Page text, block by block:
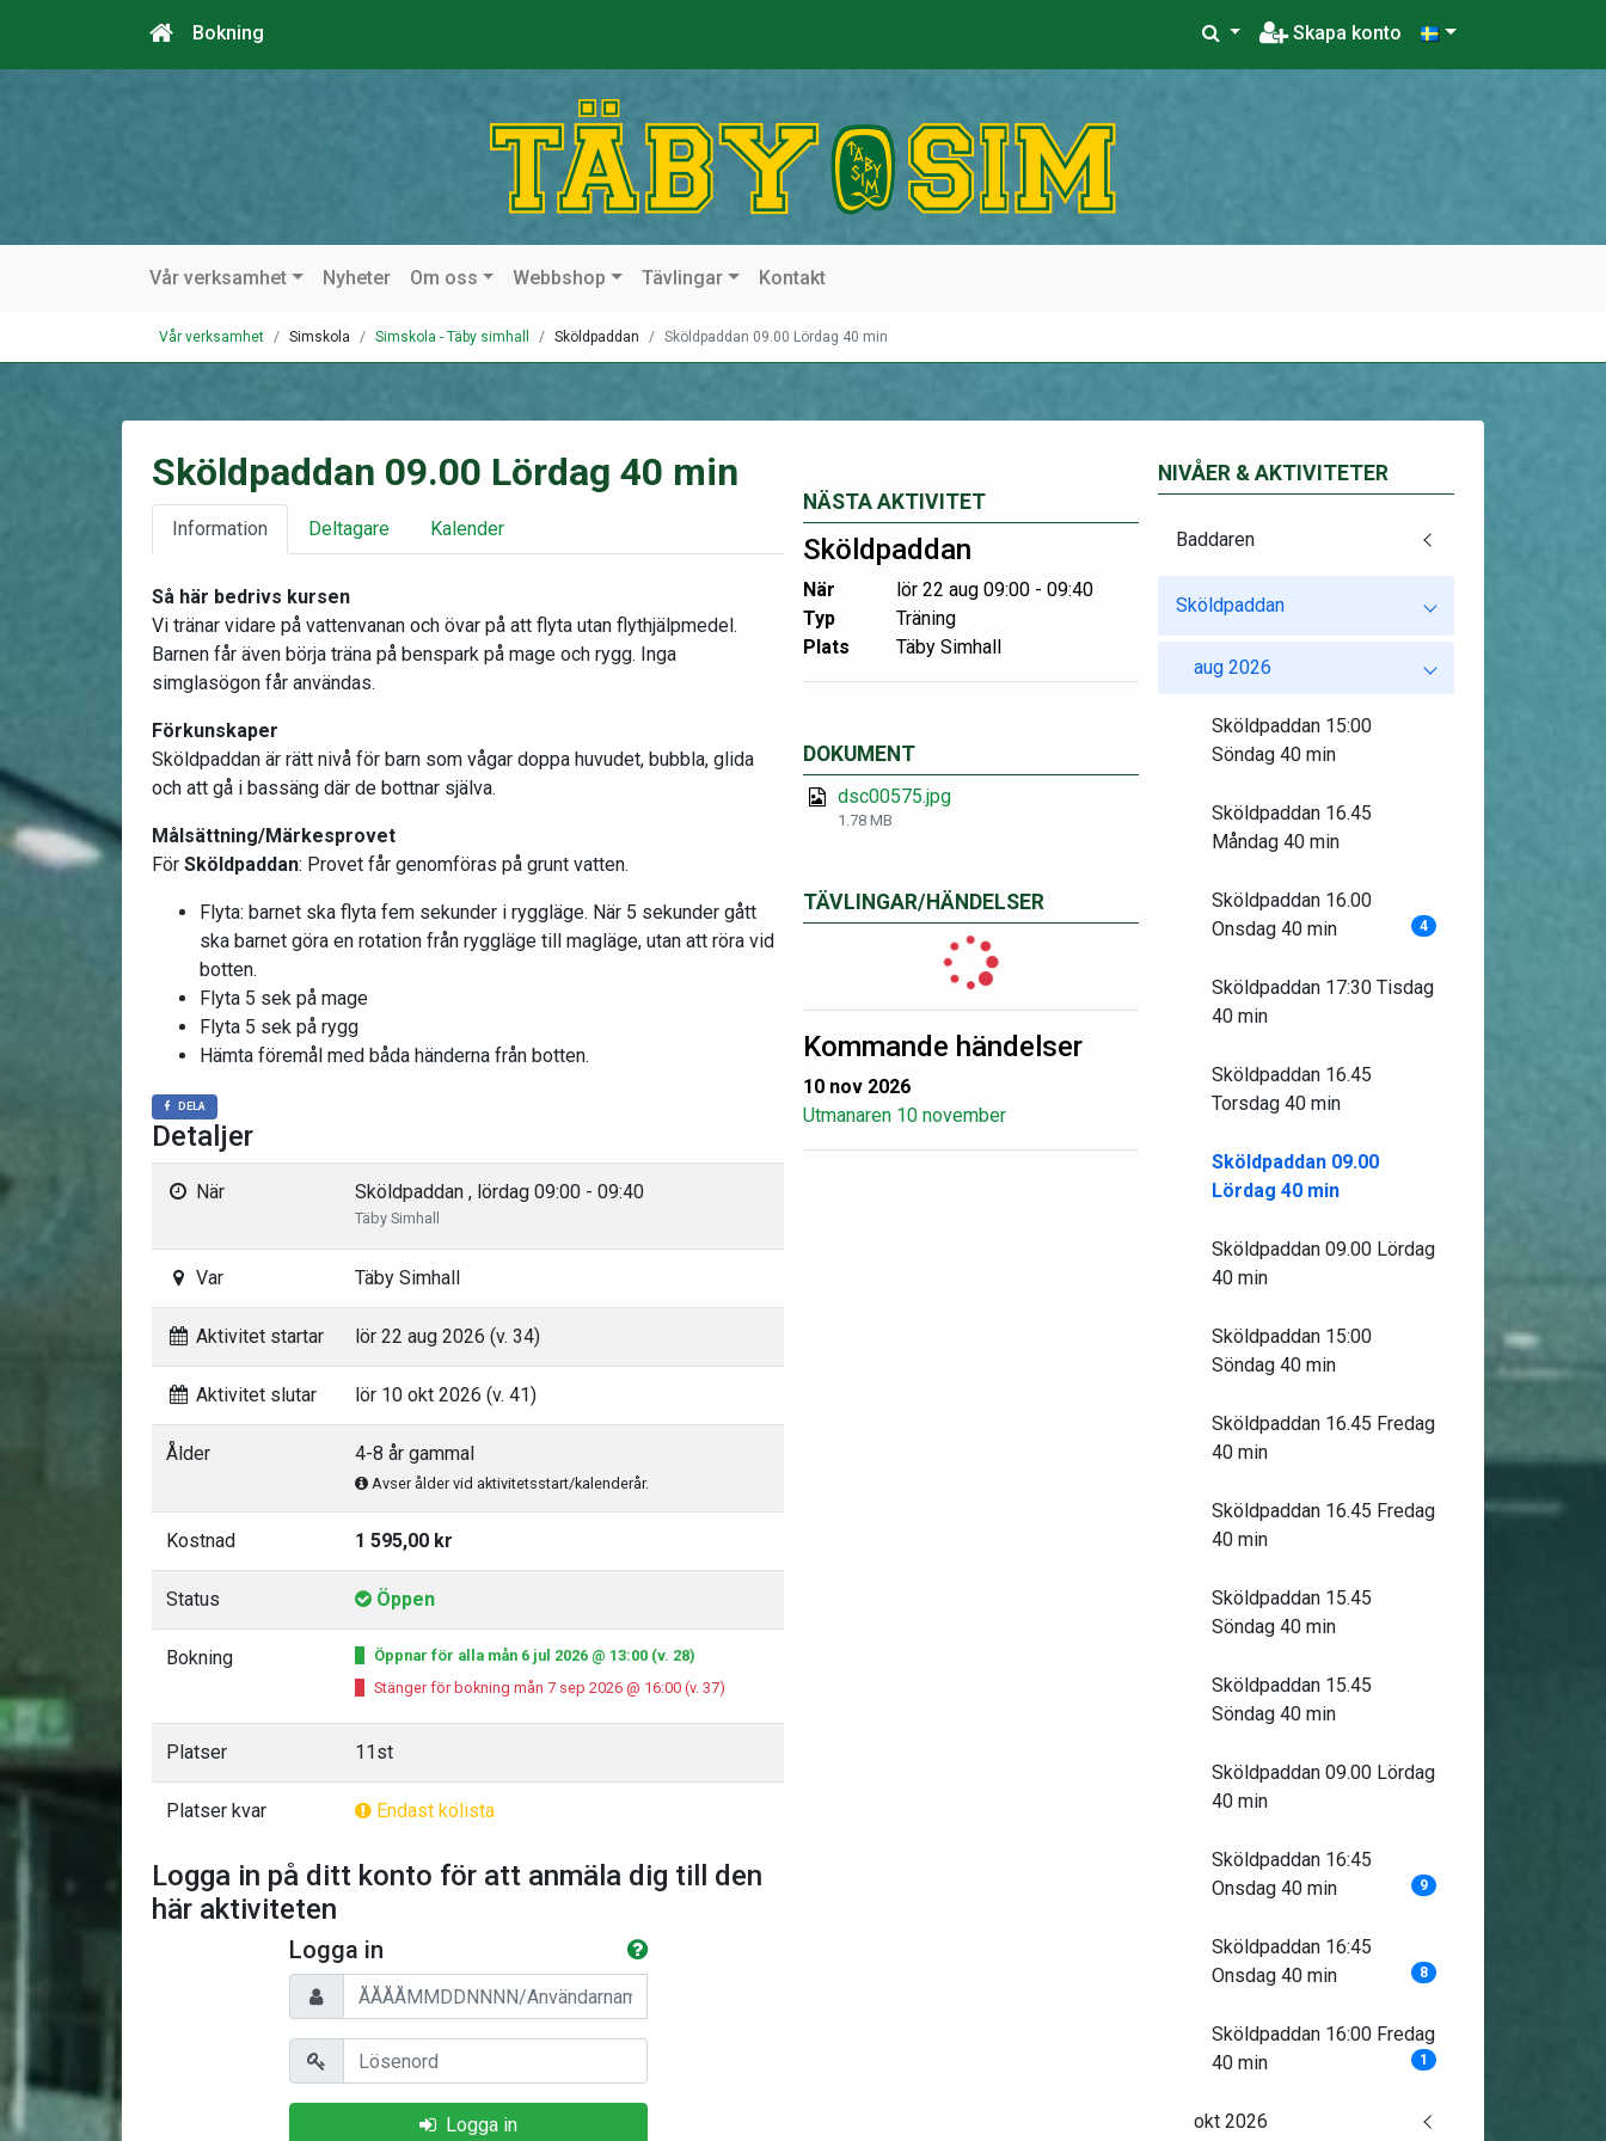
Bokning Skapa konto
Vår verksamhet Nyheter Om oss Webbshop Tävlingar Kontakt
Vår verksamhet Simskola Simskola - Täby simhall Sköldpaddan Sköldpaddan 09.00 Lördag 40 min
NÄSTA AKTIVITET
Sköldpaddan
När
lör 22 aug 09:00 - 09:40
Typ
Träning
Plats
Täby Simhall
DOKUMENT
dsc00575.jpg
1.78 MB
TÄVLINGAR/HÄNDELSER
Kommande händelser
10 nov 2026
Utmanaren 10 november
Sköldpaddan 09.00 Lördag 40 min
Information Deltagare Kalender
Så här bedrivs kursen
Vi tränar vidare på vattenvanan och övar på att flyta utan flythjälpmedel.
Barnen får även börja träna på benspark på mage och rygg. Inga
simglasögon får användas.
Förkunskaper
Sköldpaddan är rätt nivå för barn som vågar doppa huvudet, bubbla, glida
och att gå i bassäng där de bottnar själva.
Målsättning/Märkesprovet
För Sköldpaddan: Provet får genomföras på grunt vatten.
Flyta: barnet ska flyta fem sekunder i ryggläge. När 5 sekunder gått
ska barnet göra en rotation från ryggläge till magläge, utan att röra vid
botten.
Flyta 5 sek på mage
Flyta 5 sek på rygg
Hämta föremål med båda händerna från botten.
DELA
Detaljer
När Sköldpaddan , lördag 09:00 - 09:40
Täby Simhall
Var Täby Simhall
Aktivitet startar lör 22 aug 2026 (v. 34)
Aktivitet slutar lör 10 okt 2026 (v. 41)
Ålder 4-8 år gammal
Avser ålder vid aktivitetsstart/kalenderår.
Kostnad 1 595,00 kr
Status Öppen
Bokning
Öppnar för alla mån 6 jul 2026 @ 13:00 (v. 28)
Stänger för bokning mån 7 sep 2026 @ 16:00 (v. 37)
Platser 11st
Platser kvar Endast kölista
Logga in på ditt konto för att anmäla dig till den
här aktiviteten
Logga in
Personnummer/Användarnamn
Lösenord
Logga in
NIVÅER & AKTIVITETER
Baddaren
Sköldpaddan
aug 2026
Sköldpaddan 15:00
Söndag 40 min
Sköldpaddan 16.45
Måndag 40 min
Sköldpaddan 16.00
Onsdag 40 min
4
Sköldpaddan 17:30 Tisdag
40 min
Sköldpaddan 16.45
Torsdag 40 min
Sköldpaddan 09.00
Lördag 40 min
Sköldpaddan 09.00 Lördag
40 min
Sköldpaddan 15:00
Söndag 40 min
Sköldpaddan 16.45 Fredag
40 min
Sköldpaddan 16.45 Fredag
40 min
Sköldpaddan 15.45
Söndag 40 min
Sköldpaddan 15.45
Söndag 40 min
Sköldpaddan 09.00 Lördag
40 min
Sköldpaddan 16:45
Onsdag 40 min
9
Sköldpaddan 16:45
Onsdag 40 min
8
Sköldpaddan 16:00 Fredag
40 min
1
okt 2026